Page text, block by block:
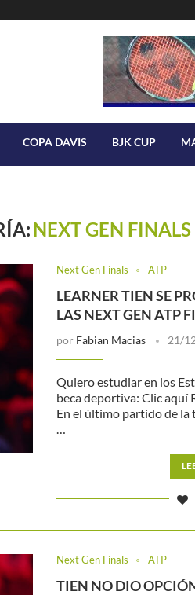
COPA DAVIS BJK CUP
NEXT GEN FINALS
Next Gen Finals ATP
LEARNER TIEN SE
LAS NEXT GEN ATP
por Fabian Macias 21/
Quiero estudiar en los
beca deportiva: Clic aquí
En el último partido de la
…
Next Gen Finals ATP
TIEN NO DIO